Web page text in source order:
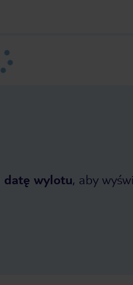
datę wylotu, aby